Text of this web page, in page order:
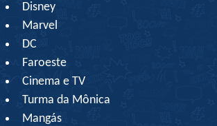
Disney
Marvel
DC
Faroeste
Cinema e TV
Turma da Mônica
Mangás